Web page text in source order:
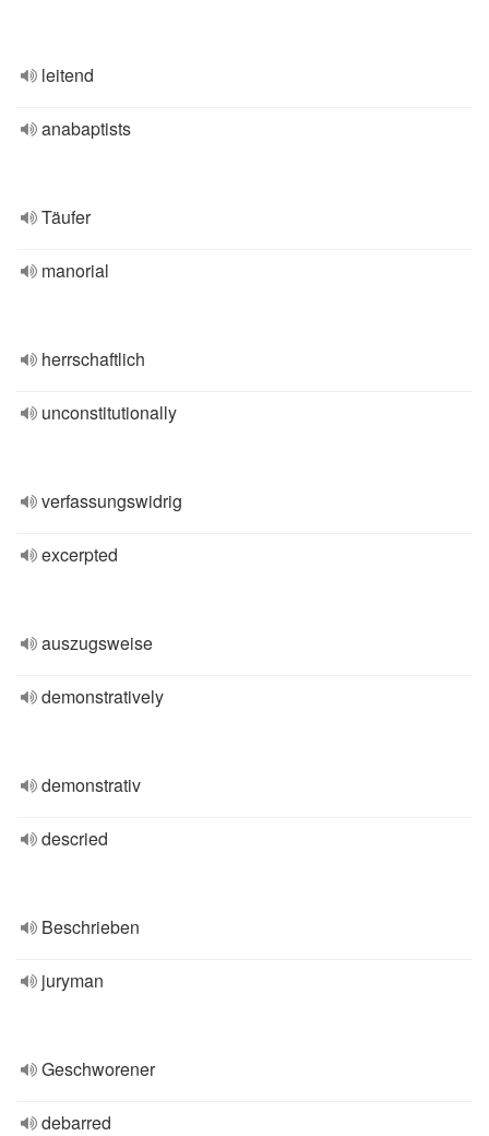
leitend
anabaptists
Täufer
manorial
herrschaftlich
unconstitutionally
verfassungswidrig
excerpted
auszugsweise
demonstratively
demonstrativ
descried
Beschrieben
juryman
Geschworener
debarred